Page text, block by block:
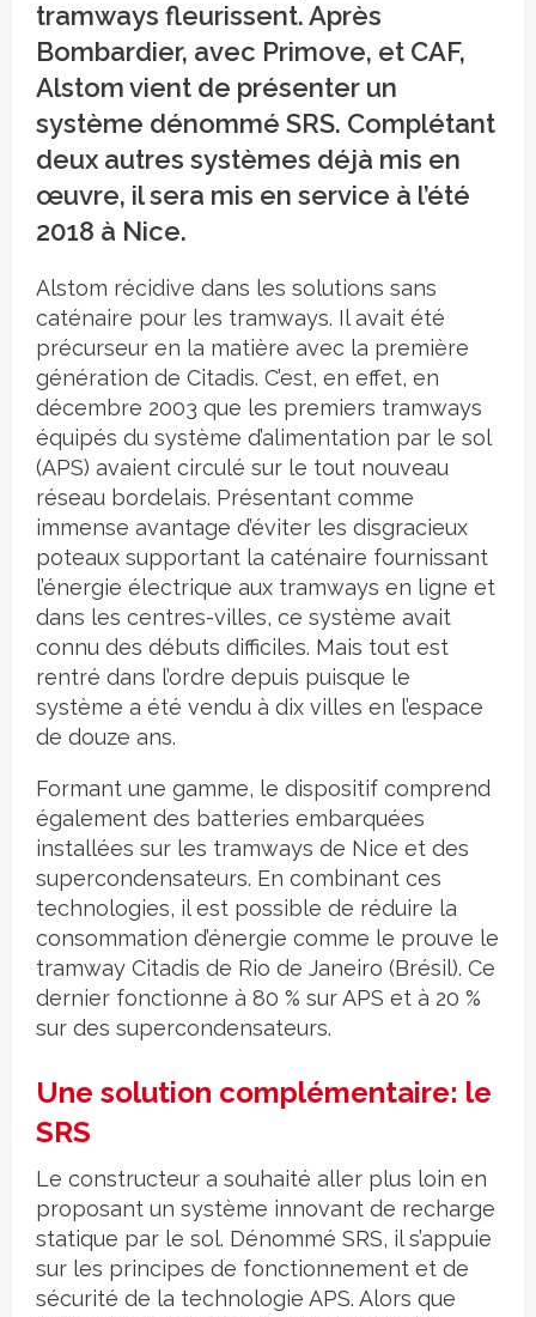
tramways fleurissent. Après
Bombardier, avec Primove, et CAF,
Alstom vient de présenter un
système dénommé SRS. Complétant
deux autres systèmes déjà mis en
œuvre, il sera mis en service à l’été
2018 à Nice.
Alstom récidive dans les solutions sans
caténaire pour les tramways. Il avait été
précurseur en la matière avec la première
génération de Citadis. C’est, en effet, en
décembre 2003 que les premiers tramways
équipés du système d’alimentation par le sol
(APS) avaient circulé sur le tout nouveau
réseau bordelais. Présentant comme
immense avantage d’éviter les disgracieux
poteaux supportant la caténaire fournissant
l’énergie électrique aux tramways en ligne et
dans les centres-villes, ce système avait
connu des débuts difficiles. Mais tout est
rentré dans l’ordre depuis puisque le
système a été vendu à dix villes en l’espace
de douze ans.
Formant une gamme, le dispositif comprend
également des batteries embarquées
installées sur les tramways de Nice et des
supercondensateurs. En combinant ces
technologies, il est possible de réduire la
consommation d’énergie comme le prouve le
tramway Citadis de Rio de Janeiro (Brésil). Ce
dernier fonctionne à 80 % sur APS et à 20 %
sur des supercondensateurs.
Une solution complémentaire: le
SRS
Le constructeur a souhaité aller plus loin en
proposant un système innovant de recharge
statique par le sol. Dénommé SRS, il s’appuie
sur les principes de fonctionnement et de
sécurité de la technologie APS. Alors que